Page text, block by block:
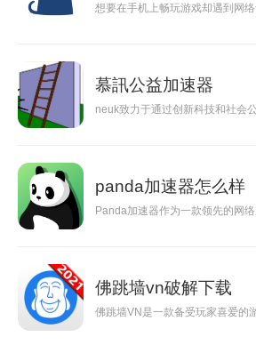
想要在手机上畅玩游戏却遇到网
慕訊公益加速器
neuk致力于通过创新科技和社会
panda加速器怎么样
Panda加速器作为一款领先的网
佛跳墙vn破解下载
佛跳墙VN是一款备受玩家喜爱的